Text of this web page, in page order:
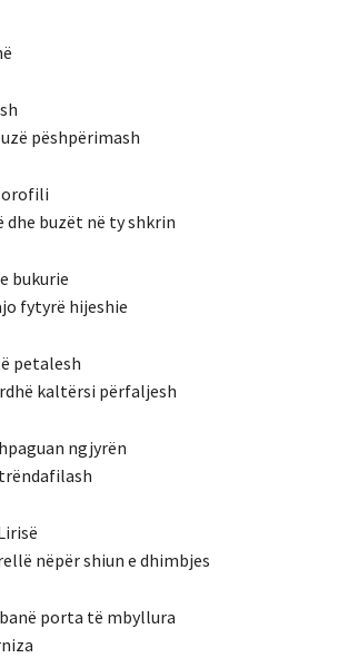
pëshpërimash
dhe buzët në ty shkrin
bukurie
fytyrë hijeshie
petalesh
kaltërsi përfaljesh
ngjyrën
nëpër shiun e dhimbjes
porta të mbyllura